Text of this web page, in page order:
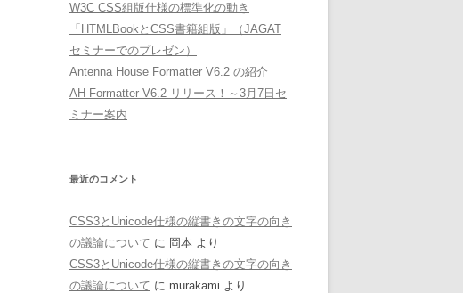
W3C CSS組版仕様の標準化の動き
「HTMLBookとCSS書籍組版」（JAGAT
セミナーでのプレゼン）
Antenna House Formatter V6.2 の紹介
AH Formatter V6.2 リリース！～3月7日セ
ミナー案内
最近のコメント
CSS3とUnicode仕様の縦書きの文字の向き
の議論について に 岡本 より
CSS3とUnicode仕様の縦書きの文字の向き
の議論について に murakami より